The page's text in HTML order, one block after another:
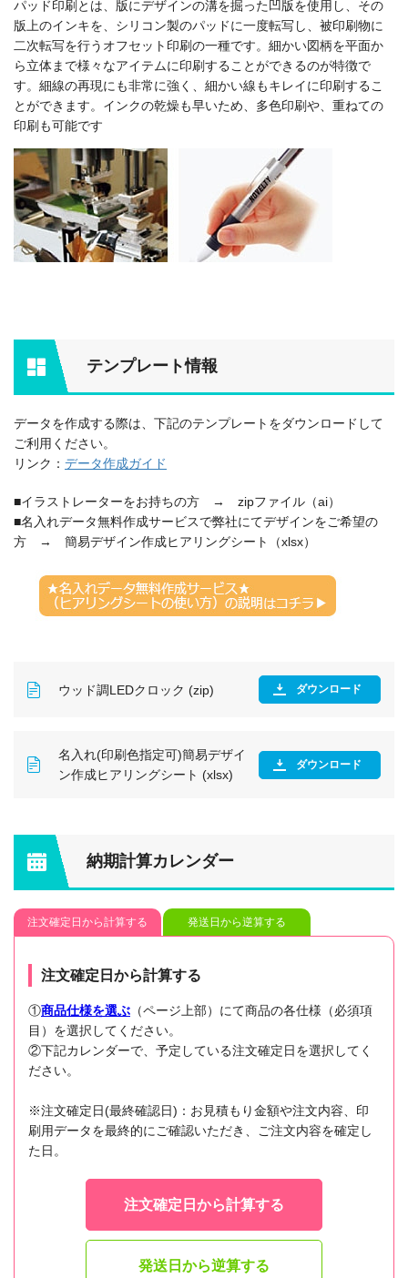
パッド印刷とは、版にデザインの溝を掘った凹版を使用し、その
版上のインキを、シリコン製のパッドに一度転写し、被印刷物に
二次転写を行うオフセット印刷の一種です。細かい図柄を平面か
ら立体まで様々なアイテムに印刷することができるのが特徴で
す。細線の再現にも非常に強く、細かい線もキレイに印刷するこ
とができます。インクの乾燥も早いため、多色印刷や、重ねての
印刷も可能です
テンプレート情報
データを作成する際は、下記のテンプレートをダウンロードして
ご利用ください。
リンク： データ作成ガイド
■イラストレーターをお持ちの方 → zipファイル（ai）
■名入れデータ無料作成サービスで弊社にてデザインをご希望の
方 → 簡易デザイン作成ヒアリングシート（xlsx）
ウッド調LEDクロック (zip) ダウンロード
名入れ(印刷色指定可)簡易デザイ
ン作成ヒアリングシート (xlsx)
ダウンロード
納期計算カレンダー
注文確定日から計算する 発送日から逆算する
注文確定日から計算する
①商品仕様を選ぶ （ページ上部）にて商品の各仕様（必須項
目）を選択してください。
②下記カレンダーで、予定している注文確定日を選択してく
ださい。
※注文確定日(最終確認日)：お見積もり金額や注文内容、印
刷用データを最終的にご確認いただき、ご注文内容を確定し
た日。
注文確定日から計算する
発送日から逆算する